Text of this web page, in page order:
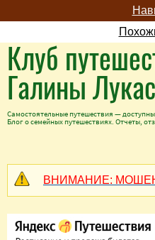
Клуб
Галины Лукас
Самостоятельные путешествия —
Блог о семейных путешествиях. Отчеты,
ВНИМАНИЕ: